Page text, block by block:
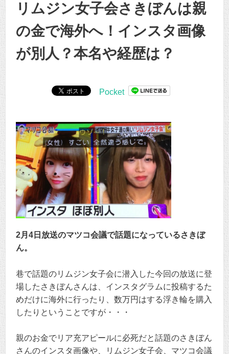
リムジン女子会さきぼんは親
の金で海外へ！インスタ画像
が別人？本名や経歴は？
Pocket
2月4日放送のマツコ会議で話題になっているさきぼ
ん。
巷で話題のリムジン女子会に潜入した今回の放送に登
場したさきぼんさんは、インスタグラムに投稿するた
めだけに海外に行ったり、数万円はする浮き輪を購入
したりということですが・・・
親のお金でリア充アピールに必死だと話題のさきぼん
さんのインスタ画像や、リムジン女子会、マツコ会議